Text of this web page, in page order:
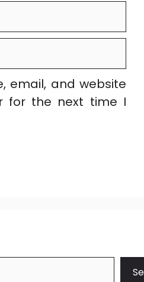
email, and website
for the next time I